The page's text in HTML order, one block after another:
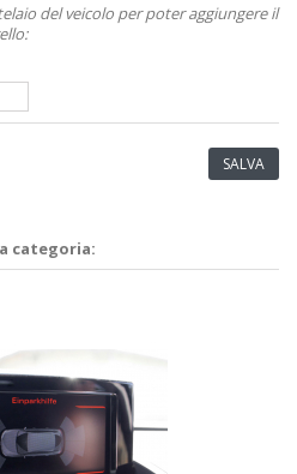
del veicolo per poter aggiungere il
SALVA
categoria: